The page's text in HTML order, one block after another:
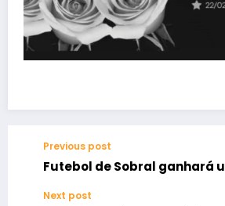
Previous post
Futebol de Sobral ganhará
Next post